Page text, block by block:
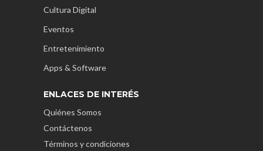
Cultura Digital
Eventos
Entretenimiento
Apps & Software
ENLACES DE INTERÉS
Quiénes Somos
Contáctenos
Términos y condiciones